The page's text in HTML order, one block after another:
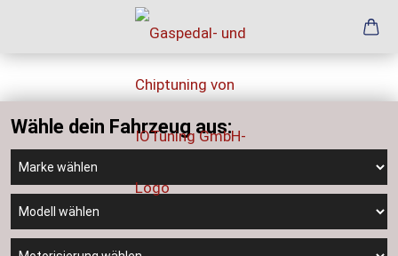
Wähle dein Fahrzeug aus: